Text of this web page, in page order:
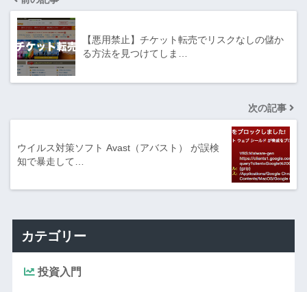
【悪用禁止】チケット転売でリスクなしの儲か
る方法を見つけてしま…
次の記事
ウイルス対策ソフト Avast（アバスト） が誤検
知で暴走して…
カテゴリー
投資入門